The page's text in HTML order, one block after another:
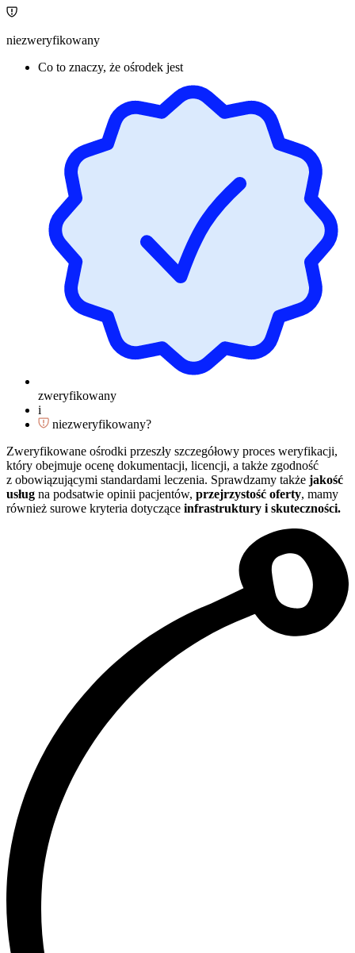
niezweryfikowany
Co to znaczy, że ośrodek jest
zweryfikowany
i
niezweryfikowany?
Zweryfikowane ośrodki przeszły szczegółowy proces weryfikacji,
który obejmuje ocenę dokumentacji, licencji, a także zgodność
z obowiązującymi standardami leczenia. Sprawdzamy także jakość
usług na podsatwie opinii pacjentów, przejrzystość oferty, mamy
również surowe kryteria dotyczące infrastruktury i skuteczności.